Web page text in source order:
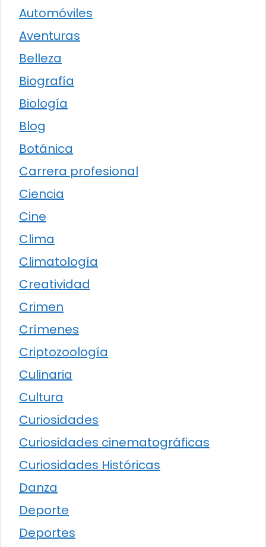
Automóviles
Aventuras
Belleza
Biografía
Biología
Blog
Botánica
Carrera profesional
Ciencia
Cine
Clima
Climatología
Creatividad
Crimen
Crímenes
Criptozoología
Culinaria
Cultura
Curiosidades
Curiosidades cinematográficas
Curiosidades Históricas
Danza
Deporte
Deportes